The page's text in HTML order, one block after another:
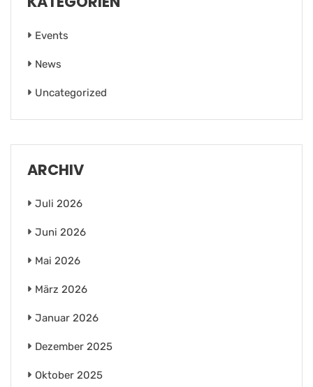
Events
News
Uncategorized
ARCHIV
Juli 2026
Juni 2026
Mai 2026
März 2026
Januar 2026
Dezember 2025
Oktober 2025